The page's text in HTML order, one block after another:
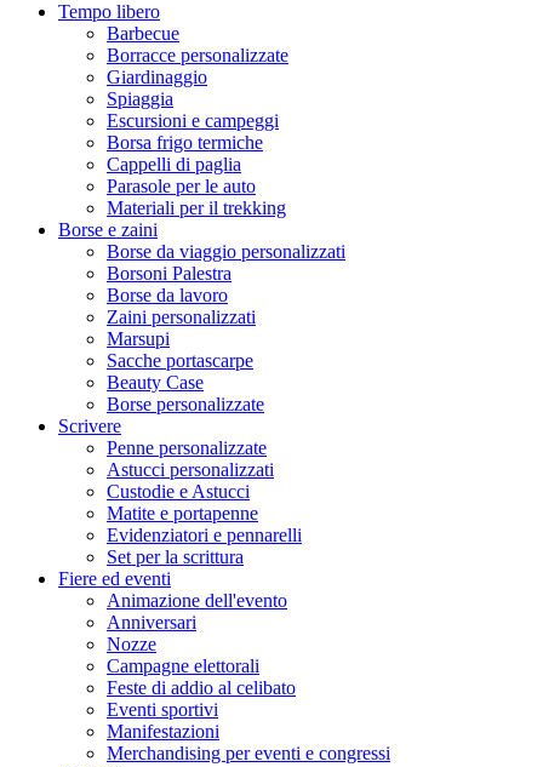
Tempo libero
Barbecue
Borracce personalizzate
Giardinaggio
Spiaggia
Escursioni e campeggi
Borsa frigo termiche
Cappelli di paglia
Parasole per le auto
Materiali per il trekking
Borse e zaini
Borse da viaggio personalizzati
Borsoni Palestra
Borse da lavoro
Zaini personalizzati
Marsupi
Sacche portascarpe
Beauty Case
Borse personalizzate
Scrivere
Penne personalizzate
Astucci personalizzati
Custodie e Astucci
Matite e portapenne
Evidenziatori e pennarelli
Set per la scrittura
Fiere ed eventi
Animazione dell'evento
Anniversari
Nozze
Campagne elettorali
Feste di addio al celibato
Eventi sportivi
Manifestazioni
Merchandising per eventi e congressi